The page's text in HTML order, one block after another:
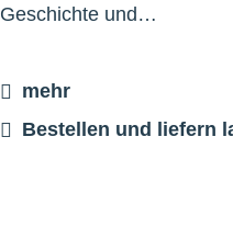
Geschichte und…
mehr
Bestellen und liefern